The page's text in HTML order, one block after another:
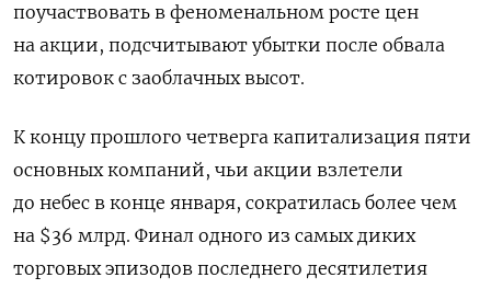
поучаствовать в феноменальном росте цен
на акции, подсчитывают убытки после обвала
котировок с заоблачных высот.
К концу прошлого четверга капитализация пяти
основных компаний, чьи акции взлетели
до небес в конце января, сократилась более чем
на $36 млрд. Финал одного из самых диких
торговых эпизодов последнего десятилетия